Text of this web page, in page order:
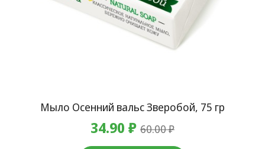
Мыло Осенний вальс Зверобой, 75 гр
34.90 ₽ 60.00 ₽